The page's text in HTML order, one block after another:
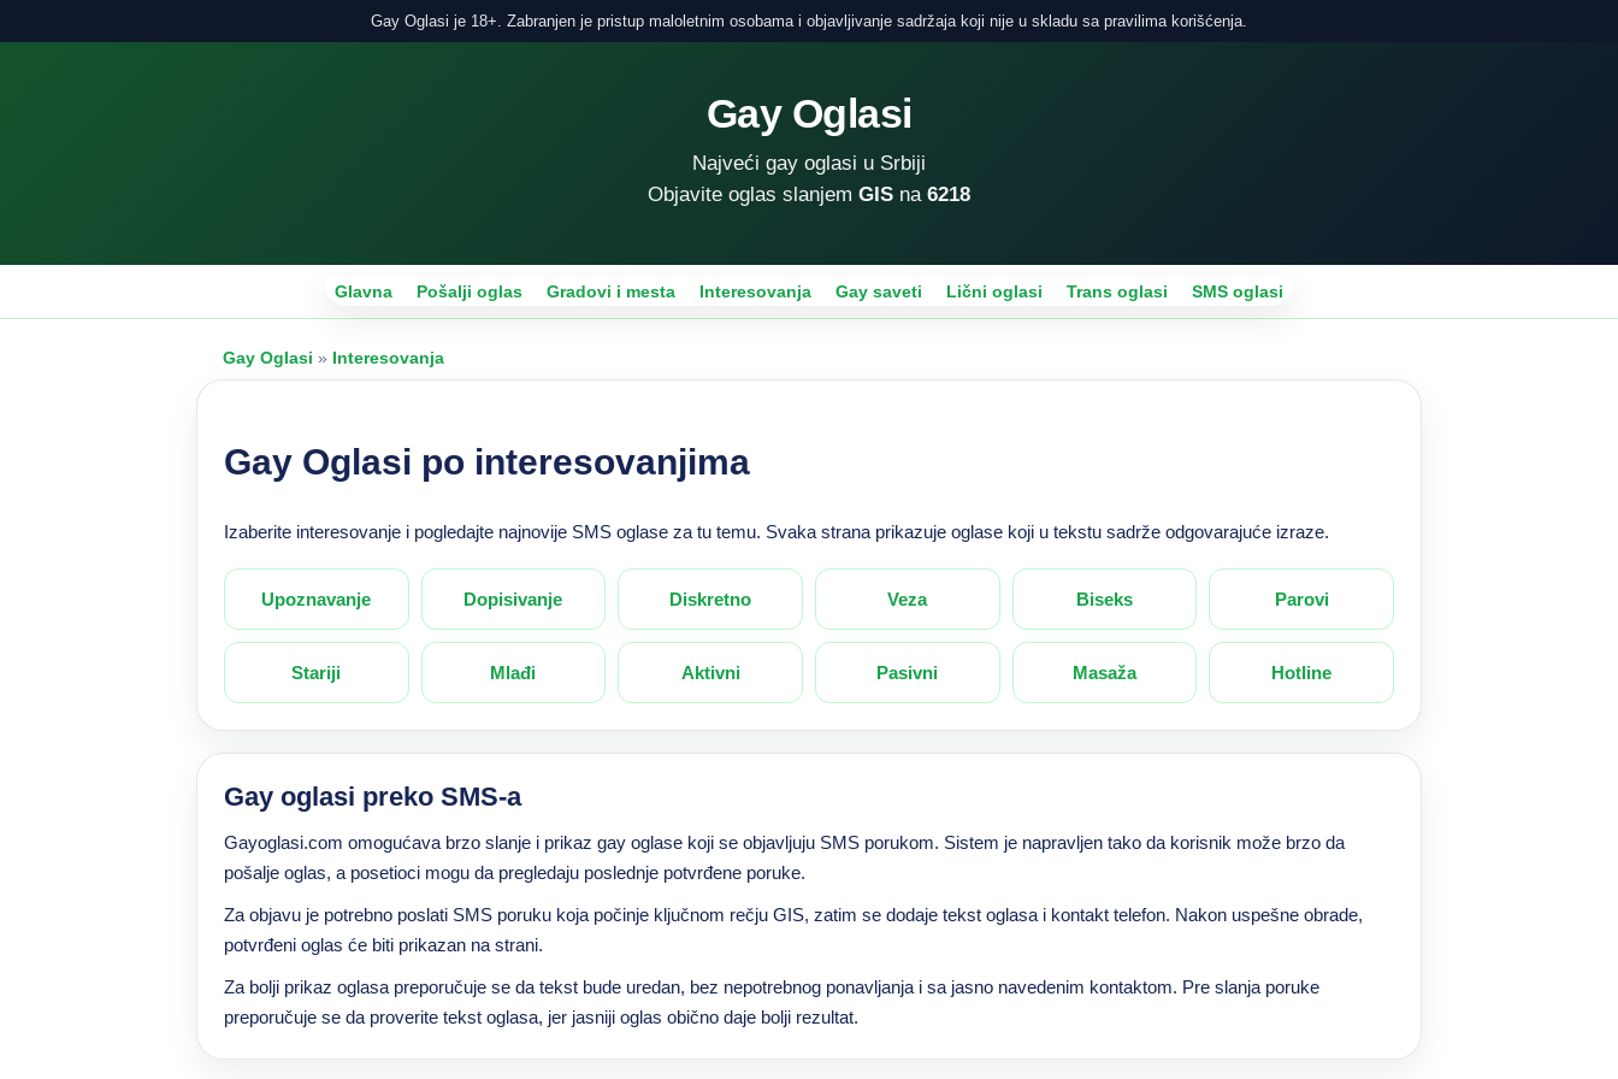
Gay Oglasi je 18+. Zabranjen je pristup maloletnim osobama i objavljivanje sadržaja koji nije u skladu sa pravilima korišćenja.
Gay Oglasi
Najveći gay oglasi u Srbiji
Objavite oglas slanjem GIS na 6218
Glavna Pošalji oglas Gradovi i mesta Interesovanja Gay saveti Lični oglasi Trans oglasi SMS oglasi
Gay Oglasi » Interesovanja
Gay Oglasi po interesovanjima
Izaberite interesovanje i pogledajte najnovije SMS oglase za tu temu. Svaka strana prikazuje oglase koji u tekstu sadrže odgovarajuće izraze.
Upoznavanje Dopisivanje Diskretno Veza Biseks Parovi
Stariji Mlađi Aktivni Pasivni Masaža Hotline
Gay oglasi preko SMS-a
Gayoglasi.com omogućava brzo slanje i prikaz gay oglase koji se objavljuju SMS porukom. Sistem je napravljen tako da korisnik može brzo da
pošalje oglas, a posetioci mogu da pregledaju poslednje potvrđene poruke.
Za objavu je potrebno poslati SMS poruku koja počinje ključnom rečju GIS, zatim se dodaje tekst oglasa i kontakt telefon. Nakon uspešne obrade,
potvrđeni oglas će biti prikazan na strani.
Za bolji prikaz oglasa preporučuje se da tekst bude uredan, bez nepotrebnog ponavljanja i sa jasno navedenim kontaktom. Pre slanja poruke
preporučuje se da proverite tekst oglasa, jer jasniji oglas obično daje bolji rezultat.